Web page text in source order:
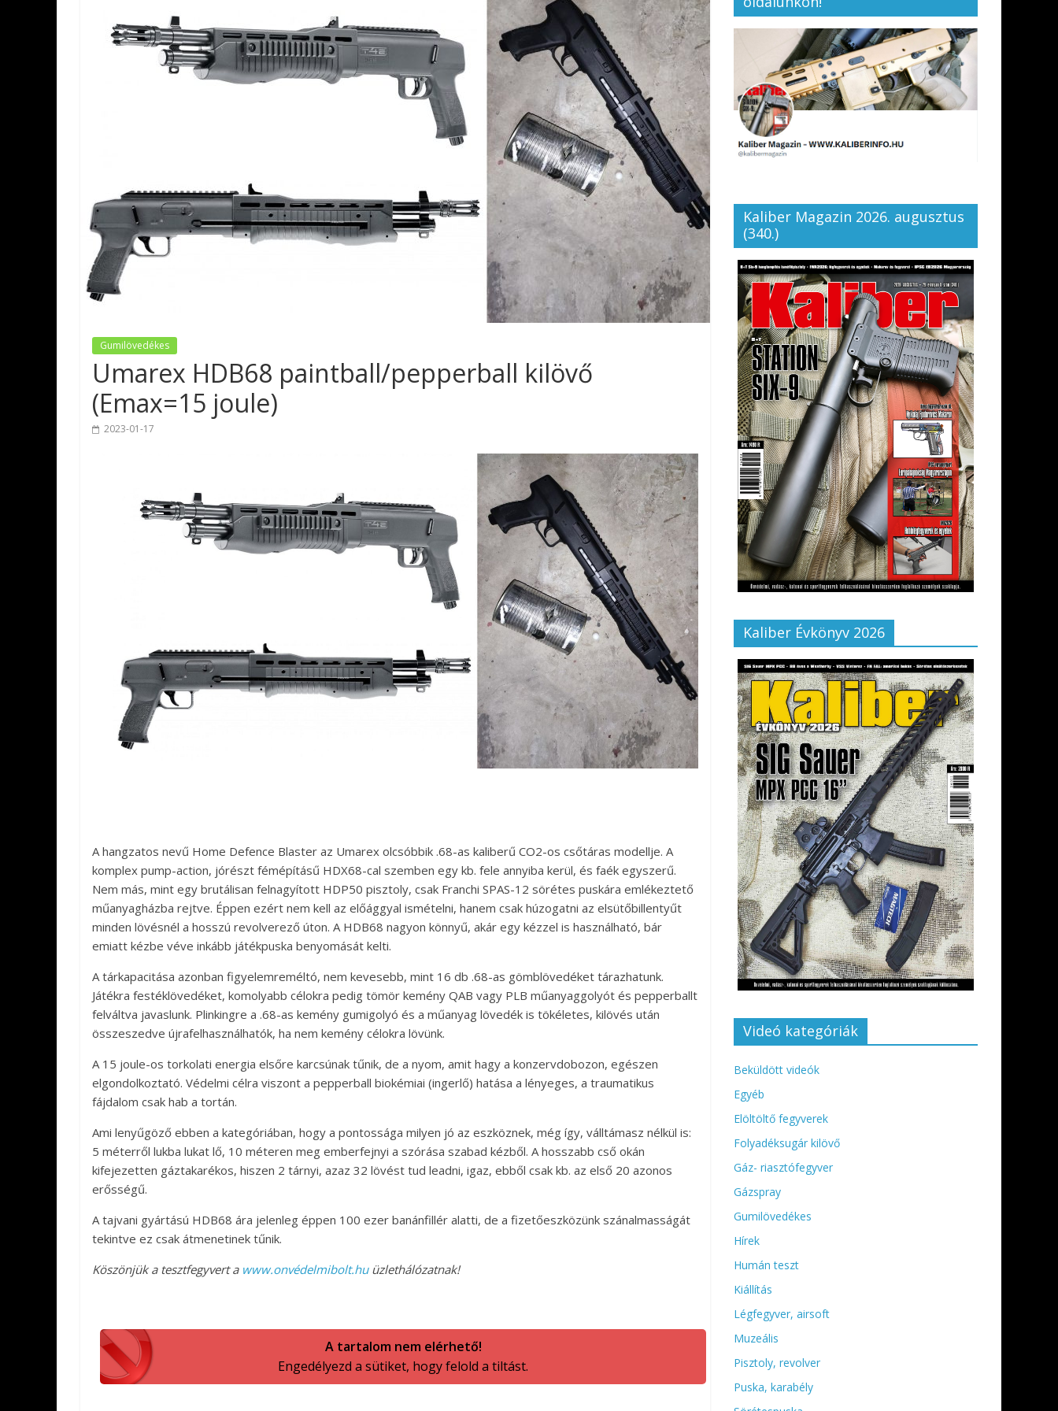
Gumilövedékes
Umarex HDB68 paintball/pepperball kilövő
(Emax=15 joule)
2023-01-17
A hangzatos nevű Home Defence Blaster az Umarex olcsóbbik .68-as kaliberű CO2-os csőtáras modellje. A
komplex pump-action, jórészt fémépításű HDX68-cal szemben egy kb. fele annyiba kerül, és faék egyszerű.
Nem más, mint egy brutálisan felnagyított HDP50 pisztoly, csak Franchi SPAS-12 sörétes puskára emlékeztető
műanyagházba rejtve. Éppen ezért nem kell az előággyal ismételni, hanem csak húzogatni az elsütőbillentyűt
minden lövésnél a hosszú revolverező úton. A HDB68 nagyon könnyű, akár egy kézzel is használható, bár
emiatt kézbe véve inkább játékpuska benyomását kelti.
A tárkapacitása azonban figyelemreméltó, nem kevesebb, mint 16 db .68-as gömblövedéket tárazhatunk.
Játékra festéklövedéket, komolyabb célokra pedig tömör kemény QAB vagy PLB műanyaggolyót és pepperballt
felváltva javaslunk. Plinkingre a .68-as kemény gumigolyó és a műanyag lövedék is tökéletes, kilövés után
összeszedve újrafelhasználhatók, ha nem kemény célokra lövünk.
A 15 joule-os torkolati energia elsőre karcsúnak tűnik, de a nyom, amit hagy a konzervdobozon, egészen
elgondolkoztató. Védelmi célra viszont a pepperball biokémiai (ingerlő) hatása a lényeges, a traumatikus
fájdalom csak hab a tortán.
Ami lenyűgöző ebben a kategóriában, hogy a pontossága milyen jó az eszköznek, még így, válltámasz nélkül is:
5 méterről lukba lukat lő, 10 méteren meg emberfejnyi a szórása szabad kézből. A hosszabb cső okán
kifejezetten gáztakarékos, hiszen 2 tárnyi, azaz 32 lövést tud leadni, igaz, ebből csak kb. az első 20 azonos
erősségű.
A tajvani gyártású HDB68 ára jelenleg éppen 100 ezer banánfillér alatti, de a fizetőeszközünk szánalmasságát
tekintve ez csak átmenetinek tűnik.
Köszönjük a tesztfegyvert a www.onvédelmibolt.huüzlethálózatnak!
A tartalom nem elérhető!
Engedélyezd a sütiket, hogy felold a tiltást.
Kaliber Magazin 2026. augusztus
(340.)
Kaliber Évkönyv 2026
Videó kategóriák
Beküldött videók
Egyéb
Elöltöltő fegyverek
Folyadéksugár kilövő
Gáz- riasztófegyver
Gázspray
Gumilövedékes
Hírek
Humán teszt
Kiállítás
Légfegyver, airsoft
Muzeális
Pisztoly, revolver
Puska, karabély